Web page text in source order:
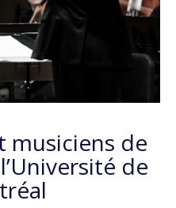
musiciens de
de